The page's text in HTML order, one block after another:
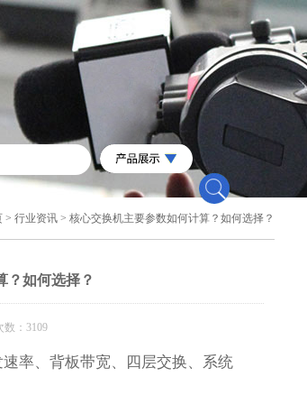
> 行业资讯 > 核心交换机主要参数如何计算？如何选择？
？如何选择？
：3109
率、背板带宽、四层交换、系统